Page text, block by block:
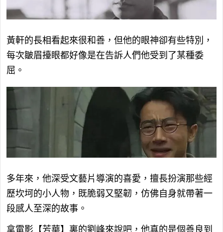
黃軒的長相看起來很和善，但他的眼神卻有些特別，
每次皺眉擡眼都好像是在告訴人們他受到了某種委
屈。
多年來，他深受文藝片導演的喜愛，擅長扮演那些經
歷坎坷的小人物，既脆弱又堅韌，仿佛自身就帶著一
段感人至深的故事。
拿電影【芳華】裏的劉峰來說吧，他真的是個善良到